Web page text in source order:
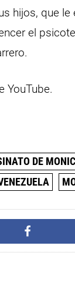
hijos, que
el
YouTube.
DE